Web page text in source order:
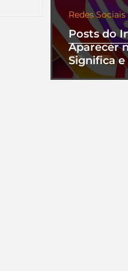
Posts do
Aparecer
Significa
Perfil
Redes Sociais